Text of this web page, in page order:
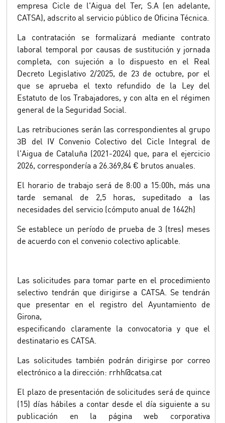
empresa Cicle de l'Aigua del Ter, S.A (en adelante,
CATSA), adscrito al servicio público de Oficina Técnica.
La contratación se formalizará mediante contrato
laboral temporal por causas de sustitución y jornada
completa, con sujeción a lo dispuesto en el Real
Decreto Legislativo 2/2025, de 23 de octubre, por el
que se aprueba el texto refundido de la Ley del
Estatuto de los Trabajadores, y con alta en el régimen
general de la Seguridad Social.
Las retribuciones serán las correspondientes al grupo
3B del IV Convenio Colectivo del Cicle Integral de
l'Aigua de Cataluña (2021-2024) que, para el ejercicio
2026, correspondería a 26.369,84 € brutos anuales.
El horario de trabajo será de 8:00 a 15:00h, más una
tarde semanal de 2,5 horas, supeditado a las
necesidades del servicio (cómputo anual de 1642h)
Se establece un período de prueba de 3 (tres) meses
de acuerdo con el convenio colectivo aplicable.
Las solicitudes para tomar parte en el procedimiento
selectivo tendrán que dirigirse a CATSA. Se tendrán
que presentar en el registro del Ayuntamiento de
Girona,
especificando claramente la convocatoria y que el
destinatario es CATSA.
Las solicitudes también podrán dirigirse por correo
electrónico a la dirección: rrhh@catsa.cat
El plazo de presentación de solicitudes será de quince
(15) días hábiles a contar desde el día siguiente a su
publicación en la página web corporativa